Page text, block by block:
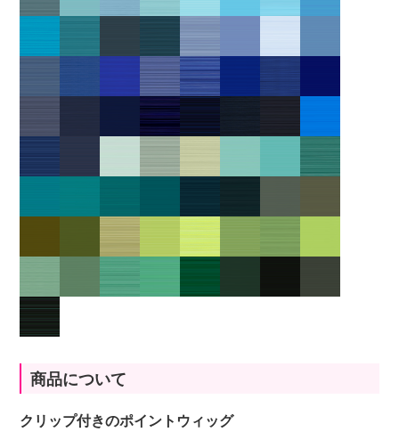
商品について
クリップ付きのポイントウィッグ